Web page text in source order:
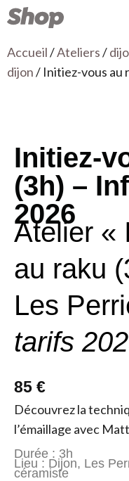
Accueil/Ateliers/
dijon/ Initiez-vous au
Initiez-
(3h) –
2026
Atelier «
au raku
Les
tarifs
85 €
Découvrez la
l’émaillage avec
Durée : 3h
Lieu : Dijon, Les
céramiste